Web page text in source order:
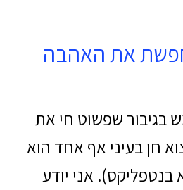
את האהבה
שפשוט חי את
חן בעיני אף אחד הוא
אני יודע